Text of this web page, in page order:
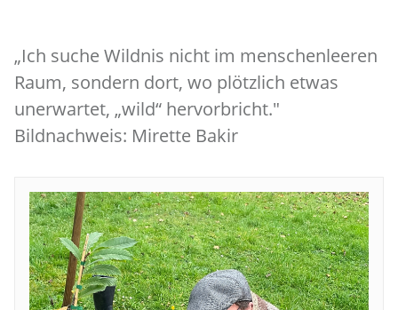
„Ich suche Wildnis nicht im menschenleeren
Raum, sondern dort, wo plötzlich etwas
unerwartet, „wild“ hervorbricht."
Bildnachweis: Mirette Bakir